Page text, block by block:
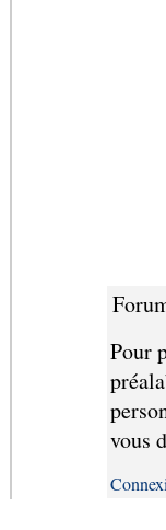
Pour
vous